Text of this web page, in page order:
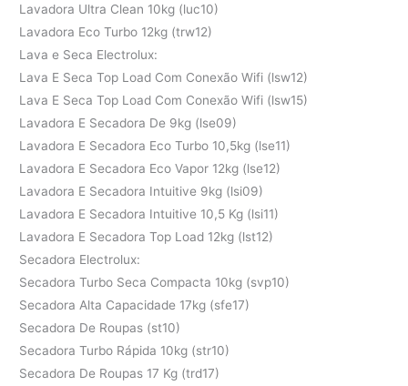
Lavadora Ultra Clean 10kg (luc10)
Lavadora Eco Turbo 12kg (trw12)
Lava e Seca Electrolux:
Lava E Seca Top Load Com Conexão Wifi (lsw12)
Lava E Seca Top Load Com Conexão Wifi (lsw15)
Lavadora E Secadora De 9kg (lse09)
Lavadora E Secadora Eco Turbo 10,5kg (lse11)
Lavadora E Secadora Eco Vapor 12kg (lse12)
Lavadora E Secadora Intuitive 9kg (lsi09)
Lavadora E Secadora Intuitive 10,5 Kg (lsi11)
Lavadora E Secadora Top Load 12kg (lst12)
Secadora Electrolux:
Secadora Turbo Seca Compacta 10kg (svp10)
Secadora Alta Capacidade 17kg (sfe17)
Secadora De Roupas (st10)
Secadora Turbo Rápida 10kg (str10)
Secadora De Roupas 17 Kg (trd17)